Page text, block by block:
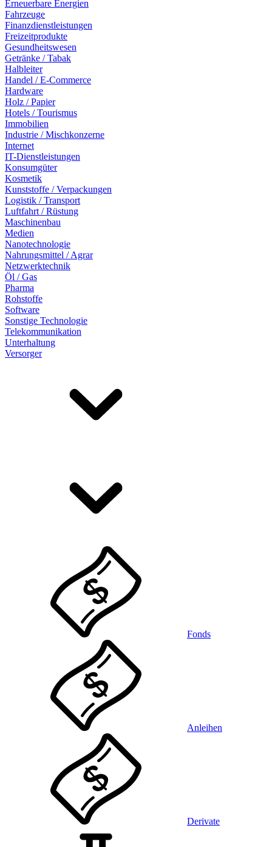
Erneuerbare Energien
Fahrzeuge
Finanzdienstleistungen
Freizeitprodukte
Gesundheitswesen
Getränke / Tabak
Halbleiter
Handel / E-Commerce
Hardware
Holz / Papier
Hotels / Tourismus
Immobilien
Industrie / Mischkonzerne
Internet
IT-Dienstleistungen
Konsumgüter
Kosmetik
Kunststoffe / Verpackungen
Logistik / Transport
Luftfahrt / Rüstung
Maschinenbau
Medien
Nanotechnologie
Nahrungsmittel / Agrar
Netzwerktechnik
Öl / Gas
Pharma
Rohstoffe
Software
Sonstige Technologie
Telekommunikation
Unterhaltung
Versorger
Fonds
Anleihen
Derivate